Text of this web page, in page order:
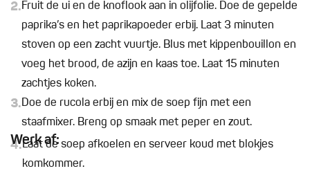
2.Fruit de ui en de knoflook aan in olijfolie. Doe de gepelde
paprika’s en het paprikapoeder erbij. Laat 3 minuten
stoven op een zacht vuurtje. Blus met kippenbouillon en
voeg het brood, de azijn en kaas toe. Laat 15 minuten
zachtjes koken.
3.Doe de rucola erbij en mix de soep fijn met een
staafmixer. Breng op smaak met peper en zout.
Werk af:
4.Laat de soep afkoelen en serveer koud met blokjes
komkommer.